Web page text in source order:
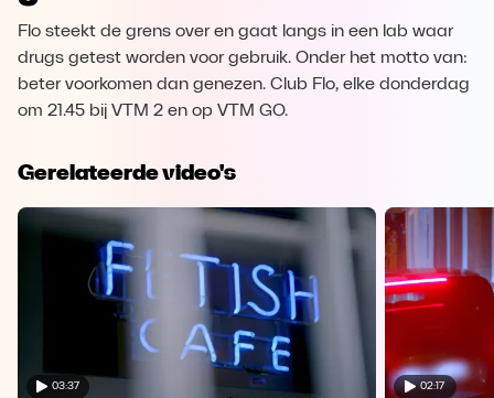
Flo steekt de grens over en gaat langs in een lab waar
drugs getest worden voor gebruik. Onder het motto van:
beter voorkomen dan genezen. Club Flo, elke donderdag
om 21.45 bij VTM 2 en op VTM GO.
Gerelateerde video's
03:37 02:17